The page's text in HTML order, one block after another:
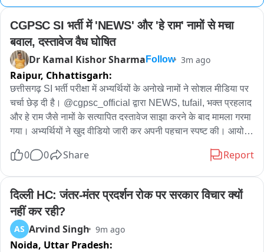
CGPSC SI भर्ती में 'NEWS' और 'हे राम' नामों से मचा
बवाल, दस्तावेज वैध घोषित
Dr Kamal Kishor Sharma Follow 3m ago
Raipur, Chhattisgarh:
छत्तीसगढ़ SI भर्ती परीक्षा में अभ्यर्थियों के अनोखे नामों ने सोशल मीडिया पर
चर्चा छेड़ दी है। @cgpsc_official द्वारा NEWS, tufail, भक्त प्रहलाद
और हे राम जैसे नामों के सत्यापित दस्तावेज साझा करने के बाद मामला गरमा
गया। अभ्यर्थियों ने खुद वीडियो जारी कर अपनी पहचान स्पष्ट की। आयोग
HeyRam, SpaceRani समेत सभी साथियों को अब मेंस की तैयारी के
0 0 Share Report
दिल्ली HC: जंतर-मंतर प्रदर्शन रोक पर सरकार विचार क्यों
नहीं कर रही?
AS Arvind Singh 9m ago
Noida, Uttar Pradesh: